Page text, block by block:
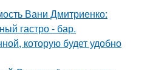
Вани Дмитриенко:
гастро - бар.
которую будет удобно